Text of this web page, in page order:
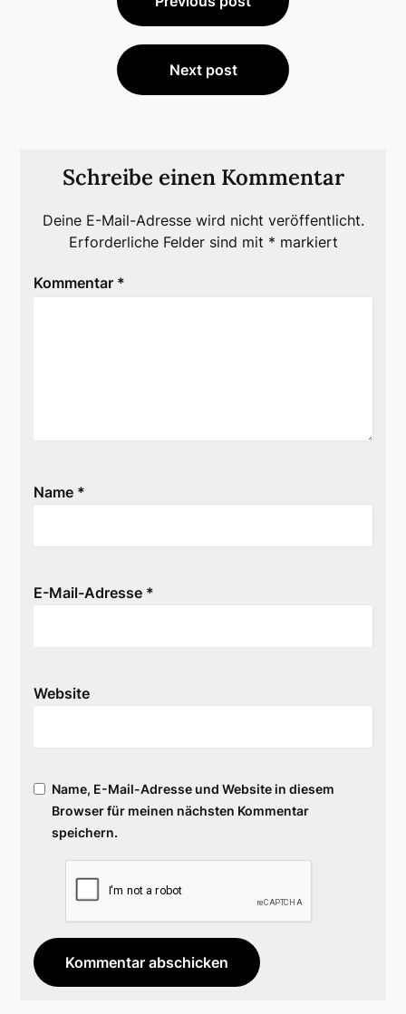
Next post
Schreibe einen Kommentar
Deine E-Mail-Adresse wird nicht veröffentlicht.
Erforderliche Felder sind mit * markiert
Kommentar *
Name *
E-Mail-Adresse *
Website
Name, E-Mail-Adresse und Website in diesem
Browser für meinen nächsten Kommentar
speichern.